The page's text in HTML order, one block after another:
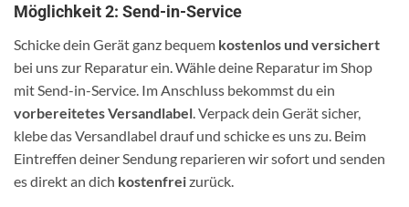
Möglichkeit 2: Send-in-Service
Schicke dein Gerät ganz bequem kostenlos und versichert
bei uns zur Reparatur ein. Wähle deine Reparatur im Shop
mit Send-in-Service. Im Anschluss bekommst du ein
vorbereitetes Versandlabel. Verpack dein Gerät sicher,
klebe das Versandlabel drauf und schicke es uns zu. Beim
Eintreffen deiner Sendung reparieren wir sofort und senden
es direkt an dich kostenfreizurück.